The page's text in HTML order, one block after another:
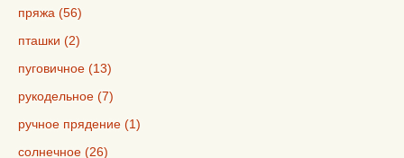
пряжа (56)
пташки (2)
пуговичное (13)
рукодельное (7)
ручное прядение (1)
солнечное (26)